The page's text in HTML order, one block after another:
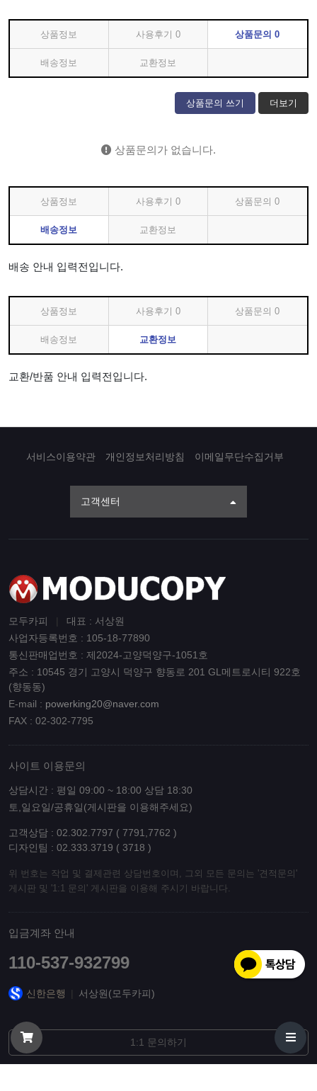
상품정보 사용후기 0 상품문의0
배송정보 교환정보
상품문의 쓰기 더보기
상품문의가 없습니다.
상품정보 사용후기 0 상품문의0
배송정보 교환정보
배송 안내 입력전입니다.
상품정보 사용후기 0 상품문의0
배송정보 교환정보
교환/반품 안내 입력전입니다.
서비스이용약관 개인정보처리방침 이메일무단수집거부
고객센터
모두카피
대표 : 서상원
사업자등록번호 : 105-18-77890
통신판매업번호 : 제2024-고양덕양구-1051호
주소 : 10545 경기 고양시 덕양구 향동로 201 GL메트로시티 922호
(향동동)
E-mail : powerking20@naver.com
FAX : 02-302-7795
사이트 이용문의
상담시간 : 평일 09:00 ~ 18:00 상담 18:30
토,일요일/공휴일(게시판을 이용해주세요)
고객상담 : 02.302.7797 ( 7791,7762 )
디자인팀 : 02.333.3719 ( 3718 )
위 번호는 작업 및 결제관련 상담번호이며, 그외 모든 문의는 '견적문의'
게시판 및 '1:1 문의' 게시판을 이용해 주시기 바랍니다.
입금계좌 안내
110-537-932799
신한은행 서상원(모두카피)
1:1 문의하기